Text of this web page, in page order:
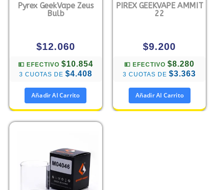
Pyrex GeekVape Zeus
Bulb
$12.060
💵 EFECTIVO $10.854
3 CUOTAS DE $4.408
Añadir Al Carrito
PIREX GEEKVAPE AMMIT
22
$9.200
💵 EFECTIVO$8.280
3 CUOTAS DE$3.363
Añadir Al Carrito